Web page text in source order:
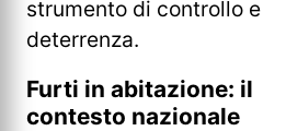
strumento di controllo e
deterrenza.
Furti in abitazione: il
contesto nazionale